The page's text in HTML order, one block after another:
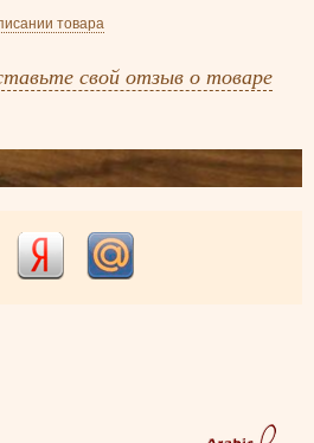
товара
свой отзыв о товаре